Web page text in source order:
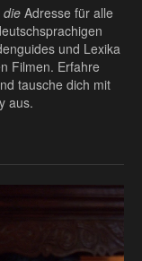
die Adresse für alle
und Lexika
Filmen. Erfahre
tausche dich mit
aus.